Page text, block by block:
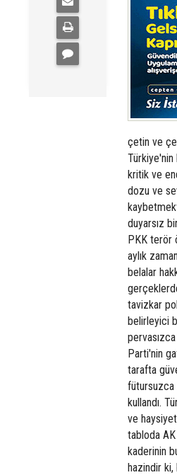
çetin ve
Türkiye'nin
kritik ve
dozu ve
duyarsız
PKK terör
aylık
belalar
tavizkar
belirleyici
Parti'nin
tarafta
fütursuzca
kullandı.
ve
tabloda
kaderinin
hazindir